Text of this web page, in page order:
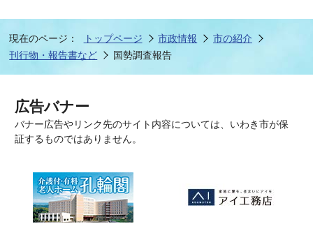
現在のページ： トップページ 市政情報
市の紹介
刊行物・報告書など
国勢調査報告
広告バナー
バナー広告やリンク先のサイト内容については、いわき市が保
証するものではありません。